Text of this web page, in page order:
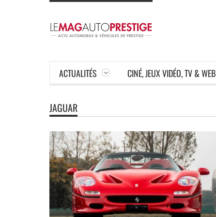
ACTUALITÉS CINÉ, JEUX VIDÉO, TV & WEB
JAGUAR